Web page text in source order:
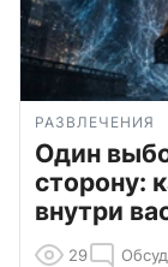
РАЗВЛЕЧЕНИЯ
Один
сторону:
внутри
29